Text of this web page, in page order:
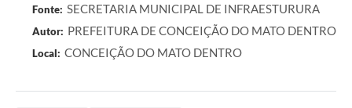
Fonte: SECRETARIA MUNICIPAL DE INFRAESTURURA
Autor: PREFEITURA DE CONCEIÇÃO DO MATO DENTRO
Local: CONCEIÇÃO DO MATO DENTRO